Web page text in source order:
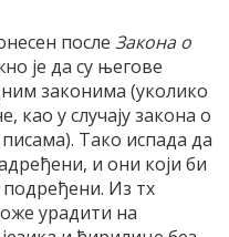
после Закона о
је да су његове
законима (уколико
као у случају закона о
Тако испада да
и они који би
Из тх
урадити на